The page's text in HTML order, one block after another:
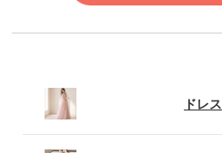
ドレス